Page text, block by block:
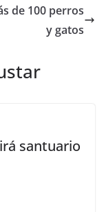
de 100 perros
y gatos
santuario